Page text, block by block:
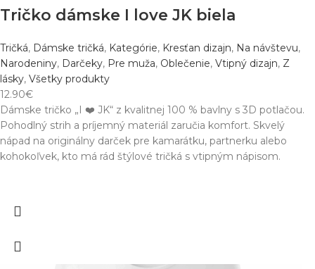
Tričko dámske I love JK biela
Tričká, Dámske tričká, Kategórie, Kresťan dizajn, Na návštevu,
Narodeniny, Darčeky, Pre muža, Oblečenie, Vtipný dizajn, Z
lásky, Všetky produkty
12.90€
Dámske tričko „I ❤️ JK“ z kvalitnej 100 % bavlny s 3D potlačou.
Pohodlný strih a príjemný materiál zaručia komfort. Skvelý
nápad na originálny darček pre kamarátku, partnerku alebo
kohokoľvek, kto má rád štýlové tričká s vtipným nápisom.